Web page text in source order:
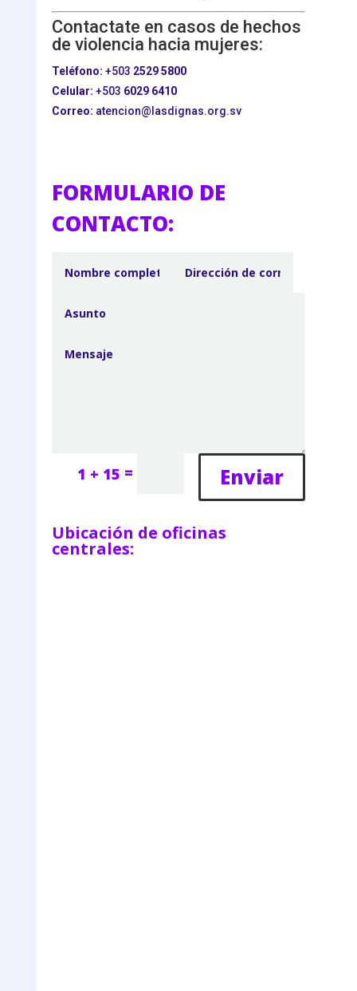
Contactate en casos de hechos
de violencia hacia mujeres:
Teléfono: +503 2529 5800
Celular: +503 6029 6410
Correo: atencion@lasdignas.org.sv
FORMULARIO DE
CONTACTO:
1 + 15 = Enviar
Ubicación de oficinas
centrales: